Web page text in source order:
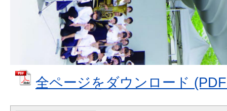
全ページをダウンロード